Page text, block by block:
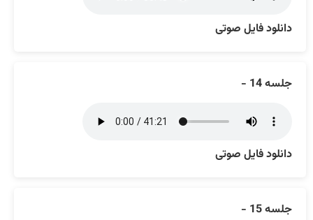
دانلود فایل صوتی
جلسه 14 -
دانلود فایل صوتی
جلسه 15 -